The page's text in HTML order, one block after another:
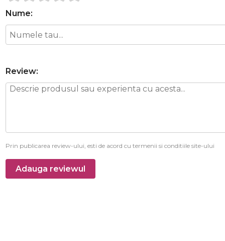
Nume:
Review:
Prin publicarea review-ului, esti de acord cu termenii si conditiile site-ului
Adauga reviewul